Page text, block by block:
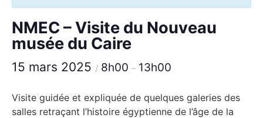
NMEC – Visite du Nouveau
musée du Caire
15 mars 2025 / 8h00 – 13h00
Visite guidée et expliquée de quelques galeries des
salles retraçant l’histoire égyptienne de l’âge de la